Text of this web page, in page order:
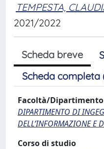
TEMPESTA,
2021/2022
Scheda breve
Scheda completa
Facoltà/Dipartimento
DIPARTIMENTO DI
DELL’INFORMAZIONE E
Corso di studio